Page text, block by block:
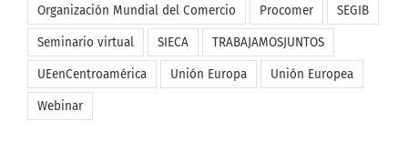
Organización Mundial del Comercio Procomer SEGIB
Seminario virtual SIECA TRABAJAMOSJUNTOS
UEenCentroamérica Unión Europa Unión Europea
Webinar